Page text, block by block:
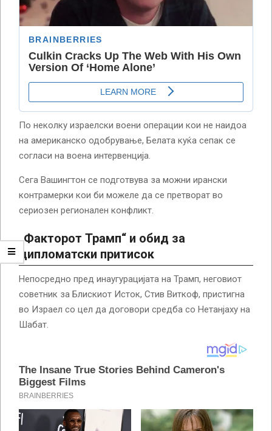
По неколку израелски воени операции кои не наидоа
на американско одобрување, Белата куќа сепак се
согласи на воена интервенција.
Сега Вашингтон се подготвува за можни ирански
контрамерки кои би можеле да се претворат во
сериозен регионален конфликт.
„Факторот Трамп“ и обид за
дипломатски притисок
Непосредно пред инаугурацијата на Трамп, неговиот
советник за Блискиот Исток, Стив Виткоф, пристигна
во Израел со цел да договори средба со Нетанјаху на
Шабат.